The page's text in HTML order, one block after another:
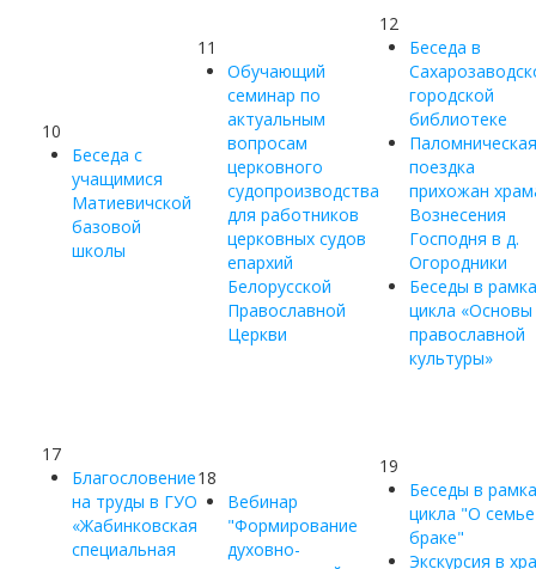
10
Беседа с
учащимися
Матиевичской
базовой
школы
11
Обучающий
семинар по
актуальным
вопросам
церковного
судопроизводства
для работников
церковных судов
епархий
Белорусской
Православной
Церкви
12
Беседа в
городской
библиотеке
Паломническая
поездка
прихожан
Вознесения
Господня в д.
Огородники
Беседы в
цикла «Основы
православной
культуры»
17
Благословение
на труды в ГУО
«Жабинковская
специальная
18
Вебинар
"Формирование
духовно-
19
Беседы в
цикла "О
браке"
Экскурсия в